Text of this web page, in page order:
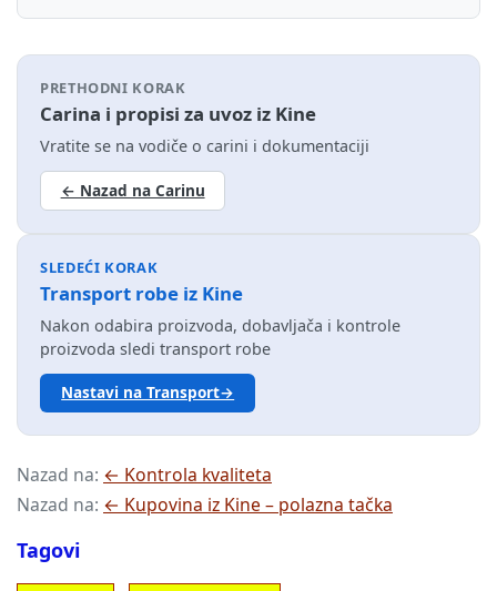
PRETHODNI KORAK
Carina i propisi za uvoz iz Kine
Vratite se na vodiče o carini i dokumentaciji
← Nazad na Carinu
SLEDEĆI KORAK
Transport robe iz Kine
Nakon odabira proizvoda, dobavljača i kontrole
proizvoda sledi transport robe
Nastavi na Transport→
Nazad na: ← Kontrola kvaliteta
Nazad na: ← Kupovina iz Kine – polazna tačka
Tagovi